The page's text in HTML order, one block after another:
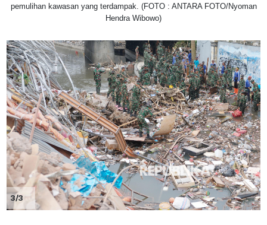
pemulihan kawasan yang terdampak. (FOTO : ANTARA FOTO/Nyoman
Hendra Wibowo)
3/3